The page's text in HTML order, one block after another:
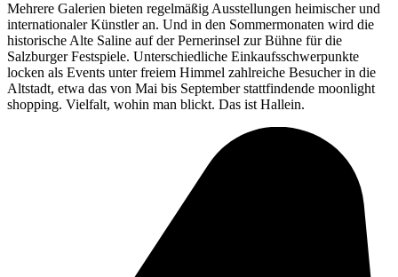
Mehrere Galerien bieten regelmäßig Ausstellungen heimischer und
internationaler Künstler an. Und in den Sommermonaten wird die
historische Alte Saline auf der Pernerinsel zur Bühne für die
Salzburger Festspiele. Unterschiedliche Einkaufsschwerpunkte
locken als Events unter freiem Himmel zahlreiche Besucher in die
Altstadt, etwa das von Mai bis September stattfindende moonlight
shopping. Vielfalt, wohin man blickt. Das ist Hallein.